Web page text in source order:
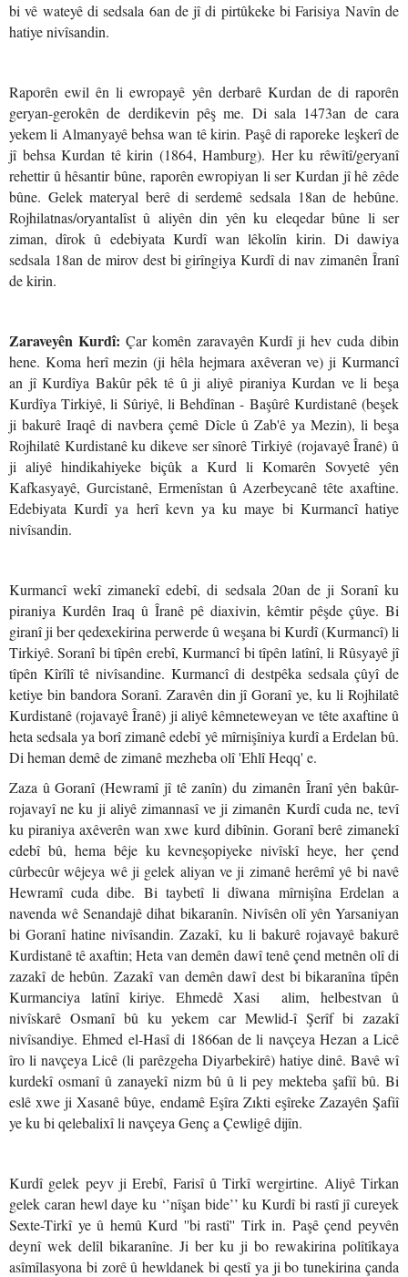
bi vê wateyê di sedsala 6an de jî di pirtûkeke bi Farisiya Navîn de
hatiye nivîsandin.
Raporên ewil ên li ewropayê yên derbarê Kurdan de di raporên
geryan-gerokên de derdikevin pêş me. Di sala 1473an de cara
yekem li Almanyayê behsa wan tê kirin. Paşê di raporeke leşkerî de
jî behsa Kurdan tê kirin (1864, Hamburg). Her ku rêwîtî/geryanî
rehettir û hêsantir bûne, raporên ewropiyan li ser Kurdan jî hê zêde
bûne. Gelek materyal berê di serdemê sedsala 18an de hebûne.
Rojhilatnas/oryantalîst û aliyên din yên ku eleqedar bûne li ser
ziman, dîrok û edebiyata Kurdî wan lêkolîn kirin. Di dawiya
sedsala 18an de mirov dest bi girîngiya Kurdî di nav zimanên Îranî
de kirin.
Zaraveyên Kurdî: Çar komên zaravayên Kurdî ji hev cuda dibin
hene. Koma herî mezin (ji hêla hejmara axêveran ve) ji Kurmancî
an jî Kurdîya Bakûr pêk tê û ji aliyê piraniya Kurdan ve li beşa
Kurdîya Tirkiyê, li Sûriyê, li Behdînan - Başûrê Kurdistanê (beşek
ji bakurê Iraqê di navbera çemê Dîcle û Zab'ê ya Mezin), li beşa
Rojhilatê Kurdistanê ku dikeve ser sînorê Tirkiyê (rojavayê Îranê) û
ji aliyê hindikahiyeke biçûk a Kurd li Komarên Sovyetê yên
Kafkasyayê, Gurcistanê, Ermenîstan û Azerbeycanê tête axaftine.
Edebiyata Kurdî ya herî kevn ya ku maye bi Kurmancî hatiye
nivîsandin.
Kurmancî wekî zimanekî edebî, di sedsala 20an de ji Soranî ku
piraniya Kurdên Iraq û Îranê pê diaxivin, kêmtir pêşde çûye. Bi
giranî ji ber qedexekirina perwerde û weşana bi Kurdî (Kurmancî) li
Tirkiyê. Soranî bi tîpên erebî, Kurmancî bi tîpên latînî, li Rûsyayê jî
tîpên Kîrîlî tê nivîsandine. Kurmancî di destpêka sedsala çûyî de
ketiye bin bandora Soranî. Zaravên din jî Goranî ye, ku li Rojhilatê
Kurdistanê (rojavayê Îranê) ji aliyê kêmneteweyan ve tête axaftine û
heta sedsala ya borî zimanê edebî yê mîrnişîniya kurdî a Erdelan bû.
Di heman demê de zimanê mezheba olî 'Ehlî Heqq' e.
Zaza û Goranî (Hewramî jî tê zanîn) du zimanên Îranî yên bakûr-
rojavayî ne ku ji aliyê zimannasî ve ji zimanên Kurdî cuda ne, tevî
ku piraniya axêverên wan xwe kurd dibînin. Goranî berê zimanekî
edebî bû, hema bêje ku kevneşopiyeke nivîskî heye, her çend
cûrbecûr wêjeya wê ji gelek aliyan ve ji zimanê herêmî yê bi navê
Hewramî cuda dibe. Bi taybetî li dîwana mîrnişîna Erdelan a
navenda wê Senandajê dihat bikaranîn. Nivîsên olî yên Yarsaniyan
bi Goranî hatine nivîsandin. Zazakî, ku li bakurê rojavayê bakurê
Kurdistanê tê axaftin; Heta van demên dawî tenê çend metnên olî di
zazakî de hebûn. Zazakî van demên dawî dest bi bikaranîna tîpên
Kurmanciya latînî kiriye. Ehmedê Xasi alim, helbestvan û
nivîskarê Osmanî bû ku yekem car Mewlid-î Şerîf bi zazakî
nivîsandiye. Ehmed el-Hasî di 1866an de li navçeya Hezan a Licê
îro li navçeya Licê (li parêzgeha Diyarbekirê) hatiye dinê. Bavê wî
kurdekî osmanî û zanayekî nizm bû û li pey mekteba şafiî bû. Bi
eslê xwe ji Xasanê bûye, endamê Eşîra Zıkti eşîreke Zazayên Şafiî
ye ku bi qelebalixî li navçeya Genç a Çewligê dijîn.
Kurdî gelek peyv ji Erebî, Farisî û Tirkî wergirtine. Aliyê Tirkan
gelek caran hewl daye ku ‘’nîşan bide’’ ku Kurdî bi rastî jî cureyek
Sexte-Tirkî ye û hemû Kurd ''bi rastî'' Tirk in. Paşê çend peyvên
deynî wek delîl bikaranîne. Ji ber ku ji bo rewakirina polîtîkaya
asîmîlasyona bi zorê û hewldanek bi qestî ya ji bo tunekirina çanda